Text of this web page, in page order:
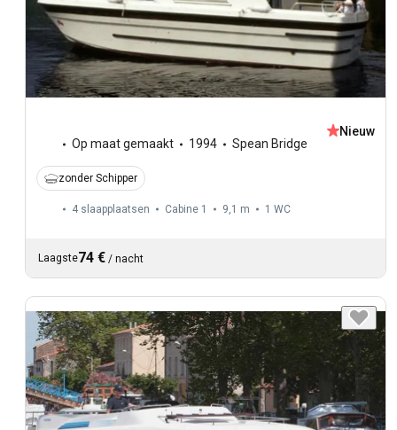
Op maat gemaakt 1994 Spean Bridge
Nieuw
zonder Schipper
4 slaapplaatsen Cabine 1 9,1 m 1 WC
Laagste74 € / nacht